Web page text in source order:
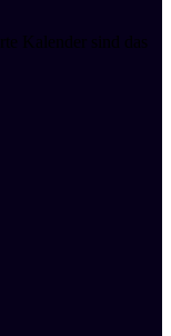
Kalender sind das